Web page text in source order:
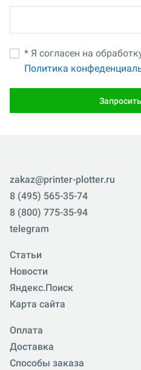
* Я согласен на
Политика
zakaz@printer-plotter.ru
8 (495) 565-35-74
8 (800) 775-35-94
telegram
Статьи
Новости
Яндекс.Поиск
Карта сайта
Оплата
Доставка
Способы заказа